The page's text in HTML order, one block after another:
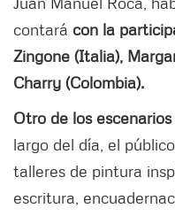
contará con la
Zingone (Italia),
Charry (Colombia).
Otro de los
largo del día, el
talleres de pintura
escritura,